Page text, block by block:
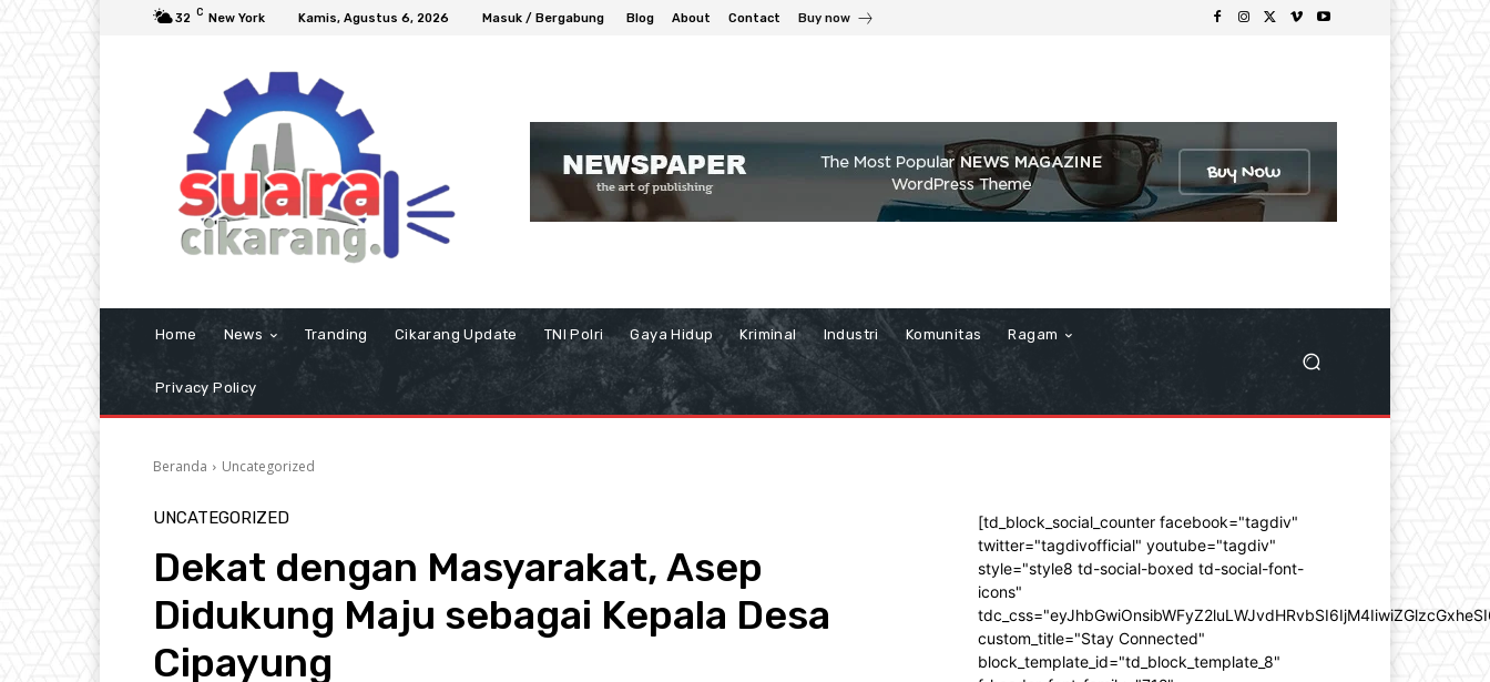
32 C New York Kamis, Agustus 6, 2026 Masuk / Bergabung Blog About Contact Buy now
Home News Tranding Cikarang Update TNI Polri Gaya Hidup Kriminal Industri Komunitas Ragam
Privacy Policy
Beranda Uncategorized
UNCATEGORIZED
Dekat dengan Masyarakat, Asep
Didukung Maju sebagai Kepala Desa
Cipayung
[td_block_social_counter facebook="tagdiv"
twitter="tagdivofficial" youtube="tagdiv"
style="style8 td-social-boxed td-social-font-
icons"
custom_title="Stay Connected"
block_template_id="td_block_template_8"